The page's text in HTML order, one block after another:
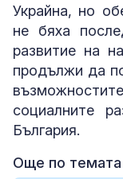
Украйна, но
не бяха
развитие на
продължи да
социалните
България.
Още по темата